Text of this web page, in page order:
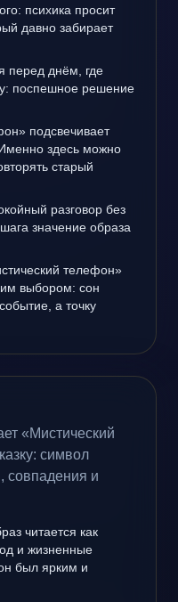
психика просит
давно забирает
перед днём, где
поспешное решение
подсвечивает
здесь можно
старый
разговор без
значение образа
телефон»
выбором: сон
а точку
«Мистический
символ
совпадения и
читается как
и жизненные
был ярким и